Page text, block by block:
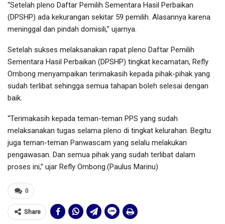
“Setelah pleno Daftar Pemilih Sementara Hasil Perbaikan
(DPSHP) ada kekurangan sekitar 59 pemilih. Alasannya karena
meninggal dan pindah domisili,” ujarnya.
Setelah sukses melaksanakan rapat pleno Daftar Pemilih
Sementara Hasil Perbaikan (DPSHP) tingkat kecamatan, Refly
Ombong menyampaikan terimakasih kepada pihak-pihak yang
sudah terlibat sehingga semua tahapan boleh selesai dengan
baik.
“Terimakasih kepada teman-teman PPS yang sudah
melaksanakan tugas selama pleno di tingkat kelurahan. Begitu
juga teman-teman Panwascam yang selalu melakukan
pengawasan. Dan semua pihak yang sudah terlibat dalam
proses ini,” ujar Refly Ombong.(Paulus Marinu)
0
Share